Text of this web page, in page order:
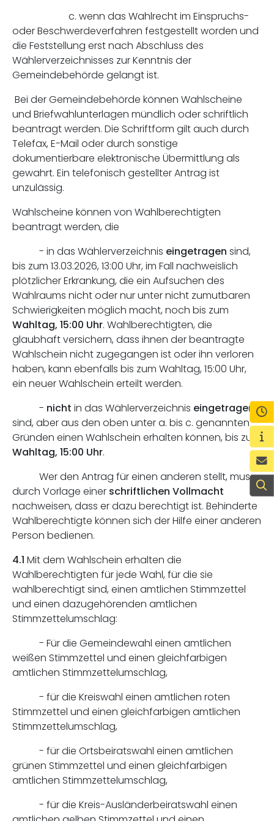
c. wenn das Wahlrecht im Einspruchs-
oder Beschwerdeverfahren festgestellt worden und
die Feststellung erst nach Abschluss des
Wählerverzeichnisses zur Kenntnis der
Gemeindebehörde gelangt ist.
Bei der Gemeindebehörde können Wahlscheine
und Briefwahlunterlagen mündlich oder schriftlich
beantragt werden. Die Schriftform gilt auch durch
Telefax, E-Mail oder durch sonstige
dokumentierbare elektronische Übermittlung als
gewahrt. Ein telefonisch gestellter Antrag ist
unzulässig.
Wahlscheine können von Wahlberechtigten
beantragt werden, die
- in das Wählerverzeichnis eingetragen sind,
bis zum 13.03.2026, 13:00 Uhr, im Fall nachweislich
plötzlicher Erkrankung, die ein Aufsuchen des
Wahlraums nicht oder nur unter nicht zumutbaren
Schwierigkeiten möglich macht, noch bis zum
Wahltag, 15:00 Uhr. Wahlberechtigten, die
glaubhaft versichern, dass ihnen der beantragte
Wahlschein nicht zugegangen ist oder ihn verloren
haben, kann ebenfalls bis zum Wahltag, 15:00 Uhr,
ein neuer Wahlschein erteilt werden.
- nicht in das Wählerverzeichnis eingetragen
sind, aber aus den oben unter a. bis c. genannten
Gründen einen Wahlschein erhalten können, bis zum
Wahltag, 15:00 Uhr.
Wer den Antrag für einen anderen stellt, muss
durch Vorlage einer schriftlichen Vollmacht
nachweisen, dass er dazu berechtigt ist. Behinderte
Wahlberechtigte können sich der Hilfe einer anderen
Person bedienen.
4.1 Mit dem Wahlschein erhalten die
Wahlberechtigten für jede Wahl, für die sie
wahlberechtigt sind, einen amtlichen Stimmzettel
und einen dazugehörenden amtlichen
Stimmzettelumschlag:
- Für die Gemeindewahl einen amtlichen
weißen Stimmzettel und einen gleichfarbigen
amtlichen Stimmzettelumschlag,
- für die Kreiswahl einen amtlichen roten
Stimmzettel und einen gleichfarbigen amtlichen
Stimmzettelumschlag,
- für die Ortsbeiratswahl einen amtlichen
grünen Stimmzettel und einen gleichfarbigen
amtlichen Stimmzettelumschlag,
- für die Kreis-Ausländerbeiratswahl einen